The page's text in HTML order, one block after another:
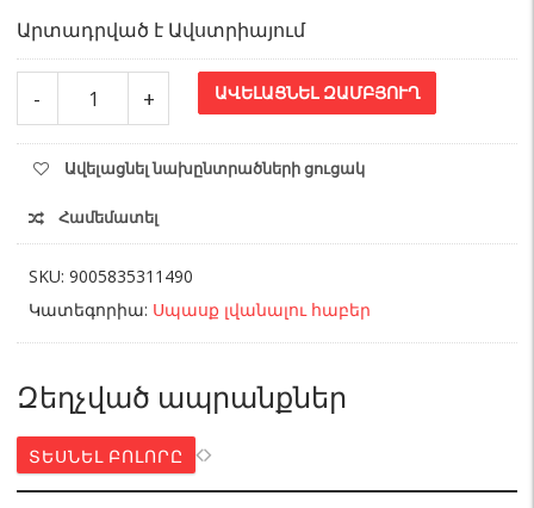
Արտադրված է Ավստրիայում
-
լվացող
claro
quantity
+ ԱՎԵԼԱՑՆԵԼ ԶԱՄԲՅՈՒՂ
Ավելացնել նախընտրածների ցուցակ
Համեմատել
SKU: 9005835311490
Կատեգորիա: Սպասք լվանալու հաբեր
Զեղչված ապրանքներ
ՏԵՍՆԵԼ ԲՈԼՈՐԸ